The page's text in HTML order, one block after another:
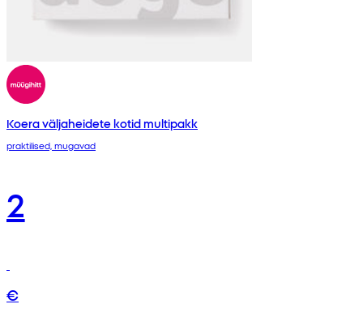
Koera väljaheidete kotid multipakk
praktilised, mugavad
2
€